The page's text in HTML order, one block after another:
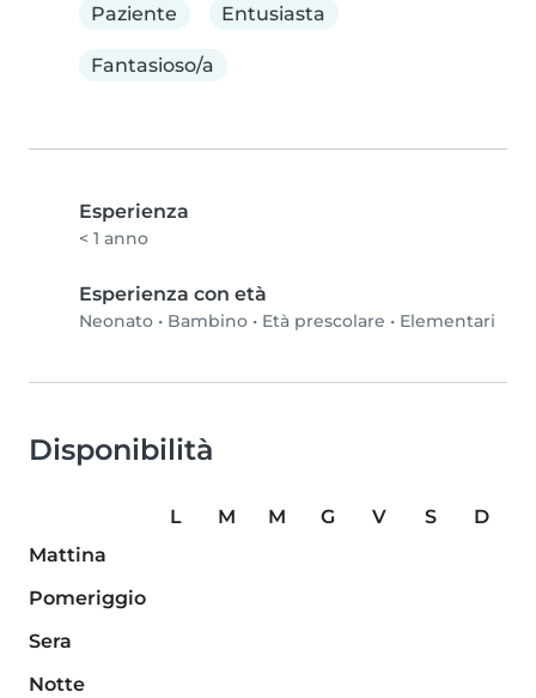
Paziente
Entusiasta
Fantasioso/a
Esperienza
< 1 anno
Esperienza con età
Neonato • Bambino • Età prescolare • Elementari
Disponibilità
L M M G V S
D
Mattina
Pomeriggio
Sera
Notte